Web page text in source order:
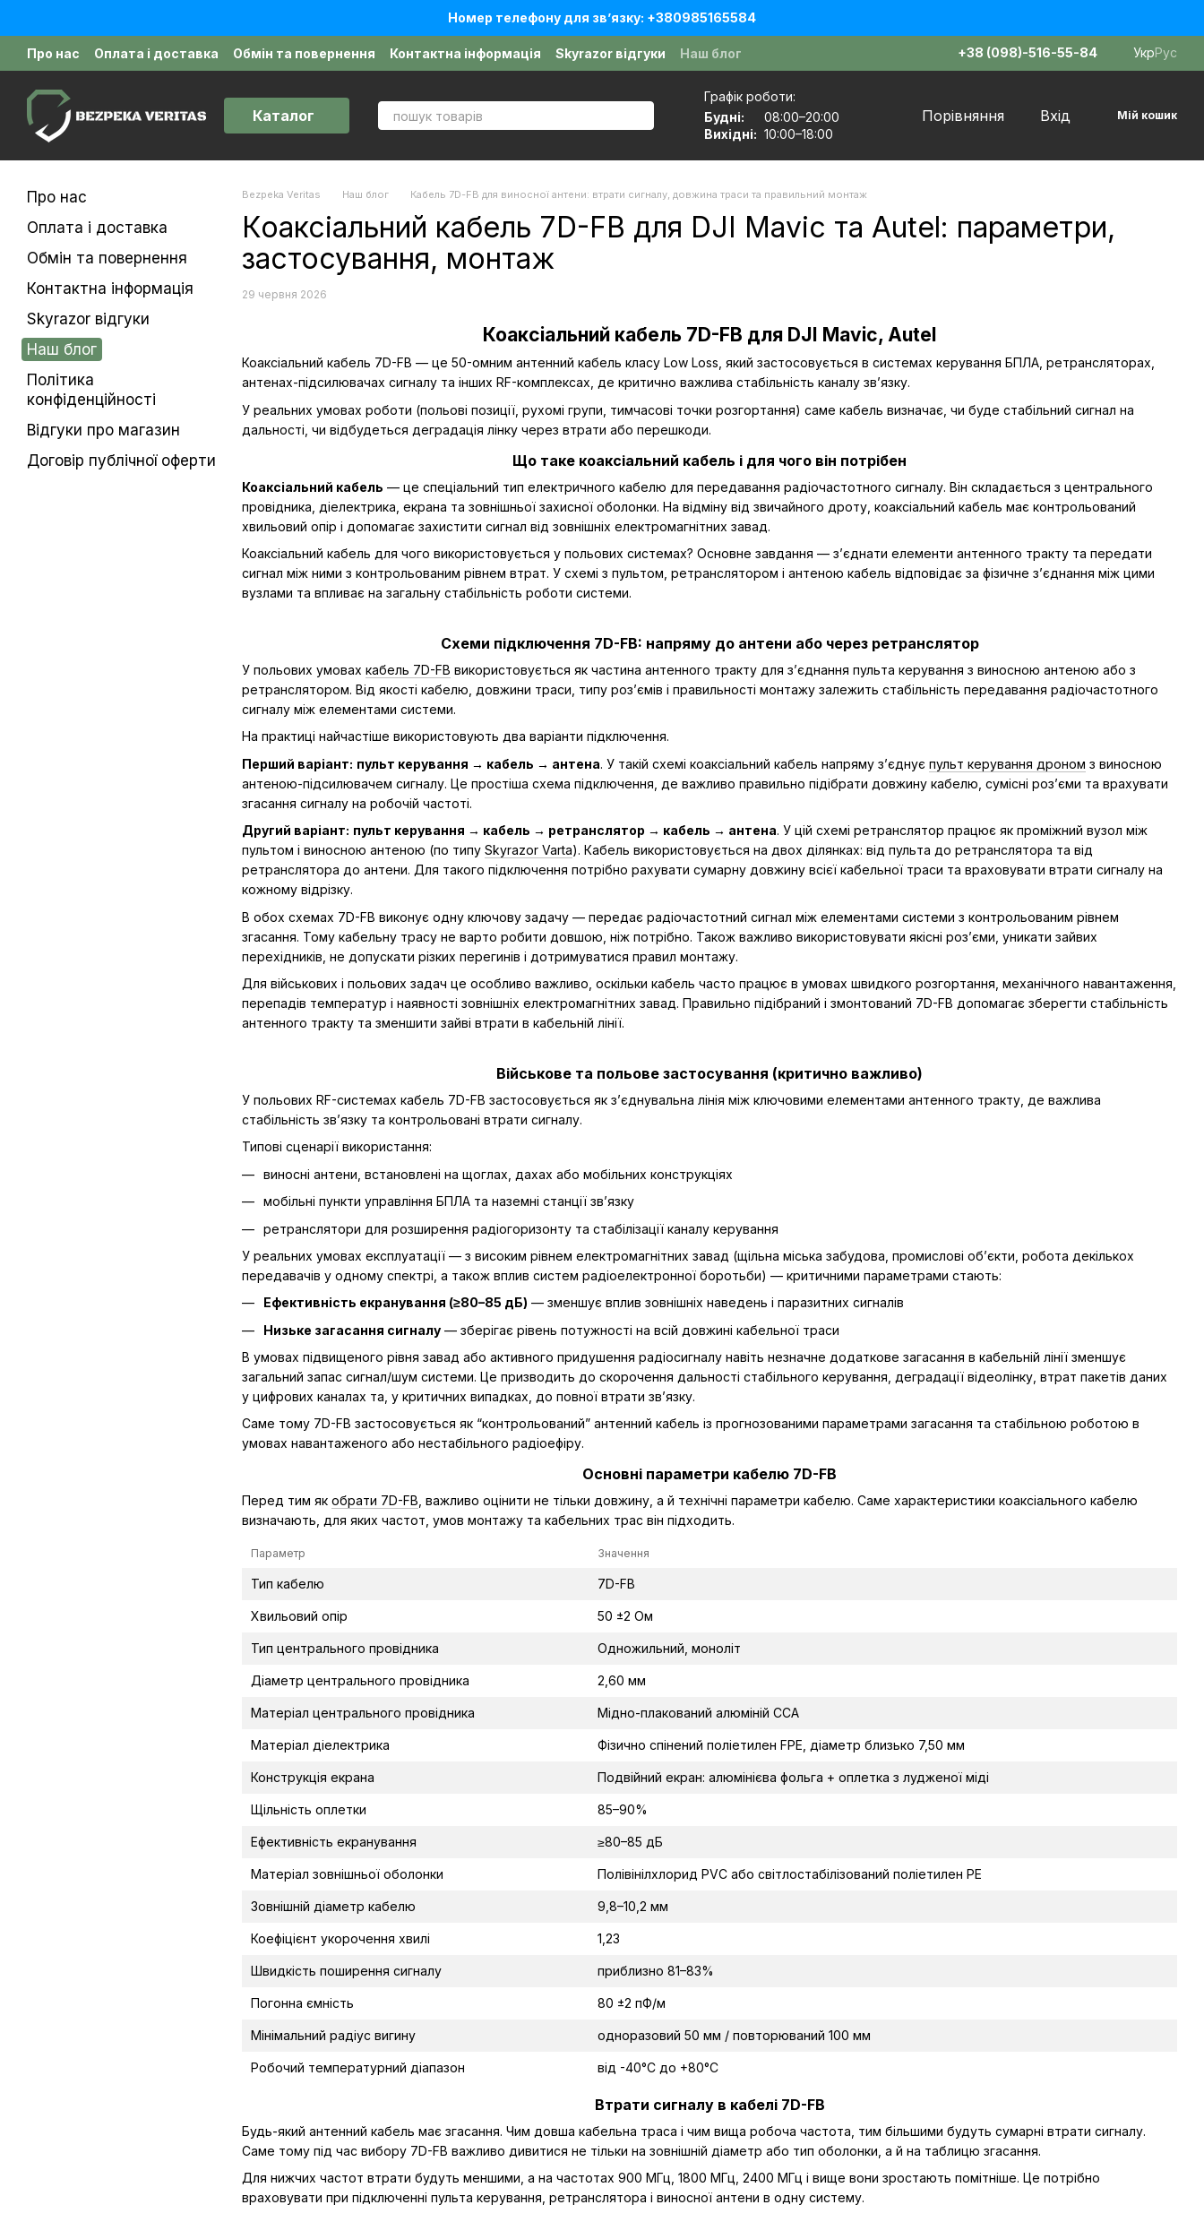
Номер телефону для звʼязку: +380985165584
Про нас Оплата і доставка Обмін та повернення Контактна інформація Skyrazor відгуки
Наш блог
Політика конфіденційності
Відгуки про магазин Договір публічної оферти
+38 (098)-516-55-84 УкрРус
Каталог
Графік роботи:
Будні:
08:00–20:00
Вихідні: 10:00–18:00
Порівняння Вхід Мій кошик
Bezpeka Veritas Наш блог Кабель 7D-FB для виносної антени: втрати сигналу, довжина траси та правильний монтаж
Коаксіальний кабель 7D-FB для DJI Mavic та Autel: параметри,
застосування, монтаж
29 червня 2026
Коаксіальний кабель 7D-FB для DJI Mavic, Autel
Коаксіальний кабель 7D-FB — це 50-омним антенний кабель класу Low Loss, який застосовується в системах керування БПЛА, ретрансляторах,
антенах-підсилювачах сигналу та інших RF-комплексах, де критично важлива стабільність каналу зв’язку.
У реальних умовах роботи (польові позиції, рухомі групи, тимчасові точки розгортання) саме кабель визначає, чи буде стабільний сигнал на
дальності, чи відбудеться деградація лінку через втрати або перешкоди.
Що таке коаксіальний кабель і для чого він потрібен
Коаксіальний кабель — це спеціальний тип електричного кабелю для передавання радіочастотного сигналу. Він складається з центрального
провідника, діелектрика, екрана та зовнішньої захисної оболонки. На відміну від звичайного дроту, коаксіальний кабель має контрольований
хвильовий опір і допомагає захистити сигнал від зовнішніх електромагнітних завад.
Коаксіальний кабель для чого використовується у польових системах? Основне завдання — з’єднати елементи антенного тракту та передати
сигнал між ними з контрольованим рівнем втрат. У схемі з пультом, ретранслятором і антеною кабель відповідає за фізичне з’єднання між цими
вузлами та впливає на загальну стабільність роботи системи.
Схеми підключення 7D-FB: напряму до антени або через ретранслятор
У польових умовах кабель 7D-FB використовується як частина антенного тракту для з’єднання пульта керування з виносною антеною або з
ретранслятором. Від якості кабелю, довжини траси, типу роз’ємів і правильності монтажу залежить стабільність передавання радіочастотного
сигналу між елементами системи.
На практиці найчастіше використовують два варіанти підключення.
Перший варіант: пульт керування → кабель → антена. У такій схемі коаксіальний кабель напряму з’єднує пульт керування дроном з виносною
антеною-підсилювачем сигналу. Це простіша схема підключення, де важливо правильно підібрати довжину кабелю, сумісні роз’єми та врахувати
згасання сигналу на робочій частоті.
Другий варіант: пульт керування → кабель → ретранслятор → кабель → антена. У цій схемі ретранслятор працює як проміжний вузол між
пультом і виносною антеною (по типу Skyrazor Varta). Кабель використовується на двох ділянках: від пульта до ретранслятора та від
ретранслятора до антени. Для такого підключення потрібно рахувати сумарну довжину всієї кабельної траси та враховувати втрати сигналу на
кожному відрізку.
В обох схемах 7D-FB виконує одну ключову задачу — передає радіочастотний сигнал між елементами системи з контрольованим рівнем
згасання. Тому кабельну трасу не варто робити довшою, ніж потрібно. Також важливо використовувати якісні роз’єми, уникати зайвих
перехідників, не допускати різких перегинів і дотримуватися правил монтажу.
Для військових і польових задач це особливо важливо, оскільки кабель часто працює в умовах швидкого розгортання, механічного навантаження,
перепадів температур і наявності зовнішніх електромагнітних завад. Правильно підібраний і змонтований 7D-FB допомагає зберегти стабільність
антенного тракту та зменшити зайві втрати в кабельній лінії.
Військове та польове застосування (критично важливо)
У польових RF-системах кабель 7D-FB застосовується як з’єднувальна лінія між ключовими елементами антенного тракту, де важлива
стабільність зв’язку та контрольовані втрати сигналу.
Типові сценарії використання:
виносні антени, встановлені на щоглах, дахах або мобільних конструкціях
мобільні пункти управління БПЛА та наземні станції зв’язку
ретранслятори для розширення радіогоризонту та стабілізації каналу керування
У реальних умовах експлуатації — з високим рівнем електромагнітних завад (щільна міська забудова, промислові об’єкти, робота декількох
передавачів у одному спектрі, а також вплив систем радіоелектронної боротьби) — критичними параметрами стають:
Ефективність екранування (≥80–85 дБ) — зменшує вплив зовнішніх наведень і паразитних сигналів
Низьке загасання сигналу — зберігає рівень потужності на всій довжині кабельної траси
В умовах підвищеного рівня завад або активного придушення радіосигналу навіть незначне додаткове загасання в кабельній лінії зменшує
загальний запас сигнал/шум системи. Це призводить до скорочення дальності стабільного керування, деградації відеолінку, втрат пакетів даних
у цифрових каналах та, у критичних випадках, до повної втрати зв’язку.
Саме тому 7D-FB застосовується як “контрольований” антенний кабель із прогнозованими параметрами загасання та стабільною роботою в
умовах навантаженого або нестабільного радіоефіру.
Основні параметри кабелю 7D-FB
Перед тим як обрати 7D-FB, важливо оцінити не тільки довжину, а й технічні параметри кабелю. Саме характеристики коаксіального кабелю
визначають, для яких частот, умов монтажу та кабельних трас він підходить.
Параметр Значення
Тип кабелю 7D-FB
Хвильовий опір 50 ±2 Ом
Тип центрального провідника Одножильний, моноліт
Діаметр центрального провідника 2,60 мм
Матеріал центрального провідника Мідно-плакований алюміній CCA
Матеріал діелектрика Фізично спінений поліетилен FPE, діаметр близько 7,50 мм
Конструкція екрана Подвійний екран: алюмінієва фольга + оплетка з лудженої міді
Щільність оплетки 85–90%
Ефективність екранування ≥80–85 дБ
Матеріал зовнішньої оболонки Полівінілхлорид PVC або світлостабілізований поліетилен PE
Зовнішній діаметр кабелю 9,8–10,2 мм
Коефіцієнт укорочення хвилі 1,23
Швидкість поширення сигналу приблизно 81–83%
Погонна ємність 80 ±2 пФ/м
Мінімальний радіус вигину одноразовий 50 мм / повторюваний 100 мм
Робочий температурний діапазон від -40°C до +80°C
Втрати сигналу в кабелі 7D-FB
Будь-який антенний кабель має згасання. Чим довша кабельна траса і чим вища робоча частота, тим більшими будуть сумарні втрати сигналу.
Саме тому під час вибору 7D-FB важливо дивитися не тільки на зовнішній діаметр або тип оболонки, а й на таблицю згасання.
Для нижчих частот втрати будуть меншими, а на частотах 900 МГц, 1800 МГц, 2400 МГц і вище вони зростають помітніше. Це потрібно
враховувати при підключенні пульта керування, ретранслятора і виносної антени в одну систему.
Про нас
Оплата і доставка
Обмін та повернення
Контактна інформація
Skyrazor відгуки
Наш блог
Політика
конфіденційності
Відгуки про магазин
Договір публічної оферти